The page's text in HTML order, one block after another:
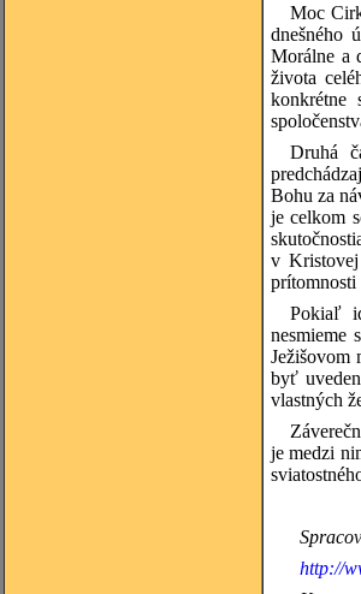
Moc
dnešného
Morálne a
života
konkrétne
Druhá
Bohu za
je celkom
v Kristovej
prítomnosti
Pokiaľ
nesmieme
Ježišovom
byť
vlastných
je medzi
http://